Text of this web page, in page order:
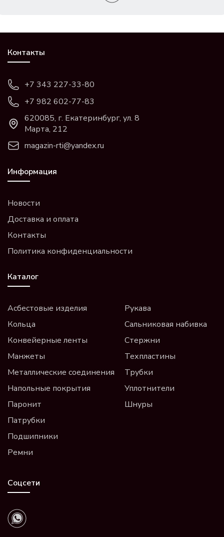
Контакты
+7 343 227-33-80
+7 982 602-77-83
620085, г. Екатеринбург, ул. 8
Марта, 212
magazin-rti@yandex.ru
Информация
Новости
Доставка и оплата
Контакты
Политика конфиденциальности
Каталог
Асбестовые изделия
Кольца
Конвейерные ленты
Манжеты
Металлические соединения
Напольные покрытия
Паронит
Патрубки
Подшипники
Ремни
Рукава
Сальниковая набивка
Стержни
Техпластины
Трубки
Уплотнители
Шнуры
Соцсети